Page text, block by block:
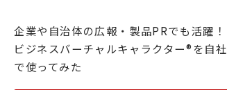
企業や自治体の広報・製品PRでも活躍！
ビジネスバーチャルキャラクター®️を自社
で使ってみた